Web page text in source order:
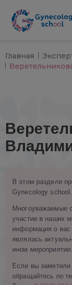
Главная
В этом разделе
Gynecology school.
Многоуважаемые
участие в наших
информация о вас
являлась
ином мероприятии.
Если вы
обращайтесь по